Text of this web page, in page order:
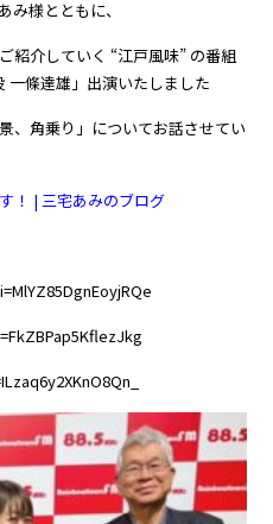
み様とともに、
紹介していく “江戸風味” の番組
一條達雄」出演いたしました
、角乗り」についてお話させてい
！ | 三宅あみのブログ